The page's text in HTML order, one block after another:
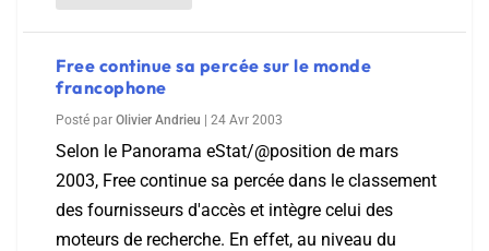
Free continue sa percée sur le monde
francophone
Posté par Olivier Andrieu 24 Avr 2003
Selon le Panorama eStat/@position de mars
2003, Free continue sa percée dans le classement
des fournisseurs d'accès et intègre celui des
moteurs de recherche. En effet, au niveau du